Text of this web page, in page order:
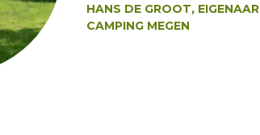
HANS DE GROOT, EIGENAAR
CAMPING MEGEN